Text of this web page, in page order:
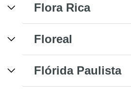
Flora Rica
Floreal
Flórida Paulista